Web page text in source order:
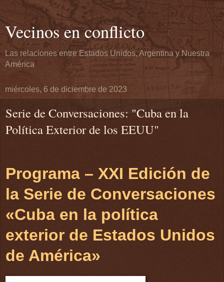
Vecinos en conflicto
Las relaciones entre Estados Unidos, Argentina y Nuestra
América
miércoles, 6 de diciembre de 2023
Serie de Conversaciones: "Cuba en la
Política Exterior de los EEUU"
Programa – XXI Edición de
la Serie de Conversaciones
«Cuba en la política
exterior de Estados Unidos
de América»